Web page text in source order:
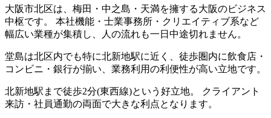
大阪市北区は、梅田・中之島・天満を擁する大阪のビジネス
中枢です。 本社機能・士業事務所・クリエイティブ系など
幅広い業種が集積し、人の流れも一日中途切れません。
堂島は北区内でも特に北新地駅に近く、徒歩圏内に飲食店・
コンビニ・銀行が揃い、業務利用の利便性が高い立地です。
北新地駅まで徒歩2分(東西線)という好立地。 クライアント
来訪・社員通勤の両面で大きな利点となります。